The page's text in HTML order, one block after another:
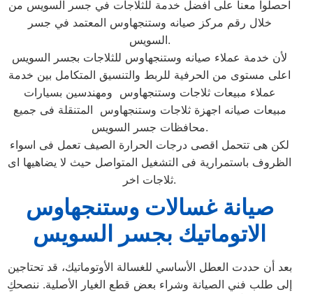
احصلوا معنا على افضل خدمة للثلاجات في جسر السويس من
خلال رقم مركز صيانه وستنجهاوس المعتمد في جسر
السويس.
لأن خدمة عملاء صيانه وستنجهاوس للثلاجات بجسر السويس
اعلى مستوى من الحرفية للربط والتنسيق المتكامل بين خدمة
عملاء مبيعات ثلاجات وستنجهاوس ومهندسين بسيارات
مبيعات صيانه اجهزة ثلاجات وستنجهاوس المتنقلة فى جميع
محافظات جسر السويس.
لكن هى تتحمل اقصى درجات الحرارة الصيف تعمل فى اسواء
الظروف باستمرارية فى التشغيل المتواصل حيث لا يضاهيها اى
ثلاجات اخر.
صيانة غسالات وستنجهاوس
الاتوماتيك بجسر السويس
بعد أن حددت العطل الأساسي للغسالة الأوتوماتيك، قد تحتاجين
إلى طلب فني الصيانة وشراء بعض قطع الغيار الأصلية. ننصحكِ